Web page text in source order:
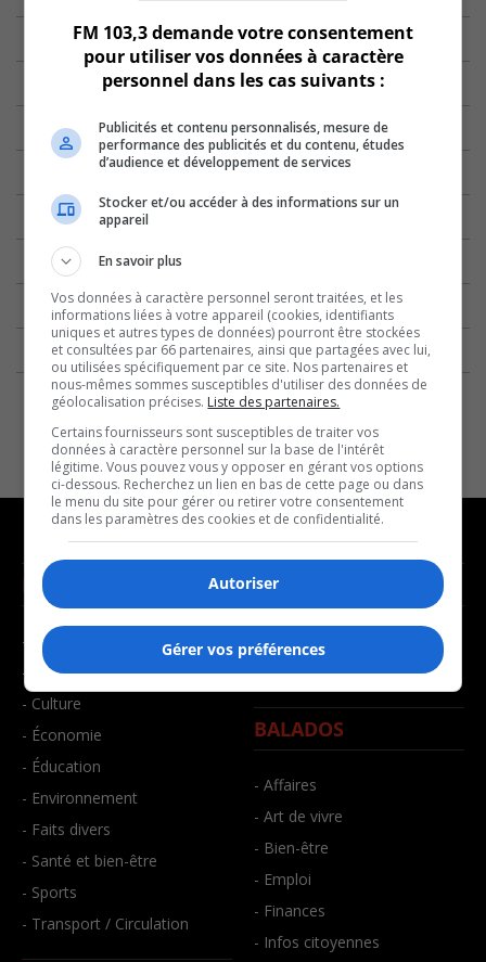
NOUVELLES
- Affaires municipales
- Communauté / Social
- Culture
- Économie
- Éducation
- Environnement
- Faits divers
- Santé et bien-être
- Sports
- Transport / Circulation
MUSIQUE
- Décompte franco
- Joué récemment
BALADOS
- Affaires
- Art de vivre
- Bien-être
- Emploi
- Finances
- Infos citoyennes
FM 103,3 demande votre consentement
pour utiliser vos données à caractère
personnel dans les cas suivants :
Publicités et contenu personnalisés, mesure de
performance des publicités et du contenu, études
d’audience et développement de services
Stocker et/ou accéder à des informations sur un
appareil
En savoir plus
Vos données à caractère personnel seront traitées, et les
informations liées à votre appareil (cookies, identifiants
uniques et autres types de données) pourront être stockées
et consultées par 66 partenaires, ainsi que partagées avec lui,
ou utilisées spécifiquement par ce site. Nos partenaires et
nous-mêmes sommes susceptibles d'utiliser des données de
géolocalisation précises. Liste des partenaires.
Certains fournisseurs sont susceptibles de traiter vos
données à caractère personnel sur la base de l'intérêt
légitime. Vous pouvez vous y opposer en gérant vos options
ci-dessous. Recherchez un lien en bas de cette page ou dans
le menu du site pour gérer ou retirer votre consentement
dans les paramètres des cookies et de confidentialité.
Autoriser
Gérer vos préférences